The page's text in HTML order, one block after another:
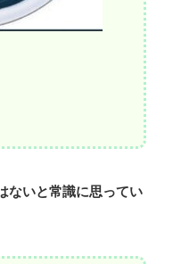
ないと常識に思ってい